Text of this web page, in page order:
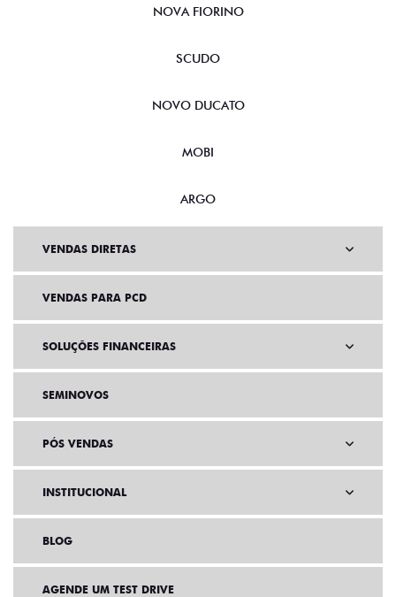
NOVA FIORINO
SCUDO
NOVO DUCATO
MOBI
ARGO
VENDAS DIRETAS
VENDAS PARA PCD
SOLUÇÕES FINANCEIRAS
SEMINOVOS
PÓS VENDAS
INSTITUCIONAL
BLOG
AGENDE UM TEST DRIVE